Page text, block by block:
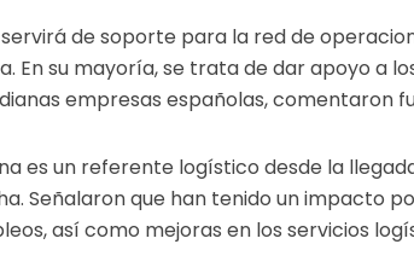
de soporte para la red de
En su mayoría, se trata de dar apoyo a
empresas españolas, comentaron
es un referente logístico desde la
Señalaron que han tenido un impacto
así como mejoras en los servicios